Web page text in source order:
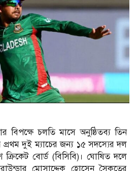
বিপক্ষে চলতি মাসে অনুষ্ঠিতব্য তিন
প্রথম দুই ম্যাচের জন্য ১৫ সদস্যের দল
ক্রিকেট বোর্ড (বিসিবি)। ঘোষিত দলে
মোসাদ্দেক হোসেন সৈকতের